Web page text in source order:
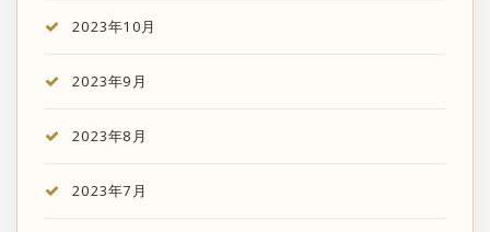
2023年10月
2023年9月
2023年8月
2023年7月